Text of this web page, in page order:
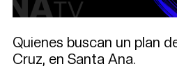
Quienes buscan un plan
Cruz, en Santa Ana.